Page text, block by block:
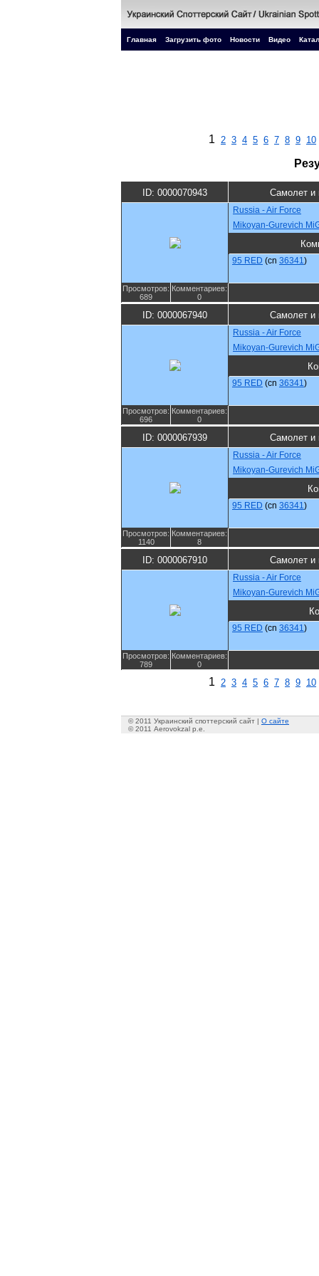
Главная Загрузить фото Новости Видео
1 2 3 4 5 6 7 8 9 10
ID: 0000070943 Самолет и
Russia - Air Force
Mikoyan-Gurevich
95 RED (cn 36341)
Просмотров:
689
Комментариев:
0
ID: 0000067940 Самолет и
Russia - Air Force
Mikoyan-Gurevich
95 RED (cn 36341)
Просмотров:
696
Комментариев:
0
ID: 0000067939 Самолет и
Russia - Air Force
Mikoyan-Gurevich
95 RED (cn 36341)
Просмотров:
1140
Комментариев:
8
ID: 0000067910 Самолет и
Russia - Air Force
Mikoyan-Gurevich
95 RED (cn 36341)
Просмотров:
789
Комментариев:
0
1 2 3 4 5 6 7 8 9 10
© 2011 Украинский споттерский сайт | О сайте
© 2011 Aerovokzal p.e.